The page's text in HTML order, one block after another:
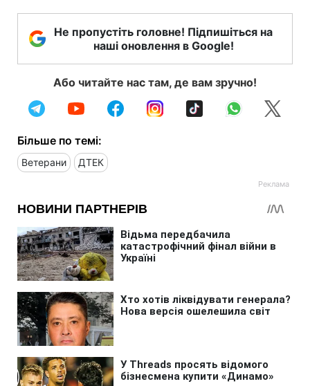
Не пропустіть головне! Підпишіться на
наші оновлення в Google!
Або читайте нас там, де вам зручно!
Більше по темі:
Ветерани ДТЕК